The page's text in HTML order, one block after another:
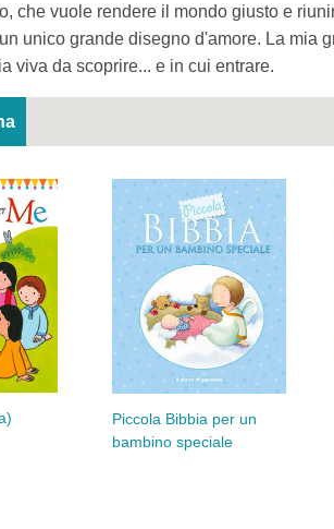
che vuole rendere il mondo giusto e
unico grande disegno d'amore. La mia
viva da scoprire... e in cui entrare.
Piccola Bibbia per un
bambino speciale